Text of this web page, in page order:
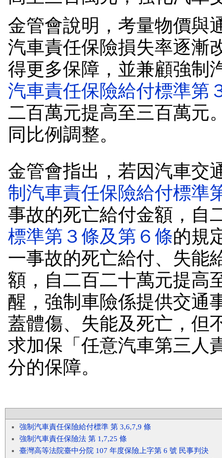
金管會說明，考量物價與
汽車責任保險損失率逐漸
得更多保障，並兼顧強制
汽車責任保險給付標準第
二百萬元提高至三百萬元
同比例調整。
金管會指出，若因汽車交
制汽車責任保險給付標準
事故的死亡給付金額，自
標準第３條及第６條的規
一事故的死亡給付、失能
額，自二百二十萬元提高
醒，強制車險係提供交通
蓋體傷、失能及死亡，但
求加保「任意汽車第三人
分的保障。
強制汽車責任保險給付標準 第 3,6,7,9 條
強制汽車責任保險法 第 1,7,25 條
臺灣高等法院臺中分院 107 年度保險上字第 6 號 民事判決